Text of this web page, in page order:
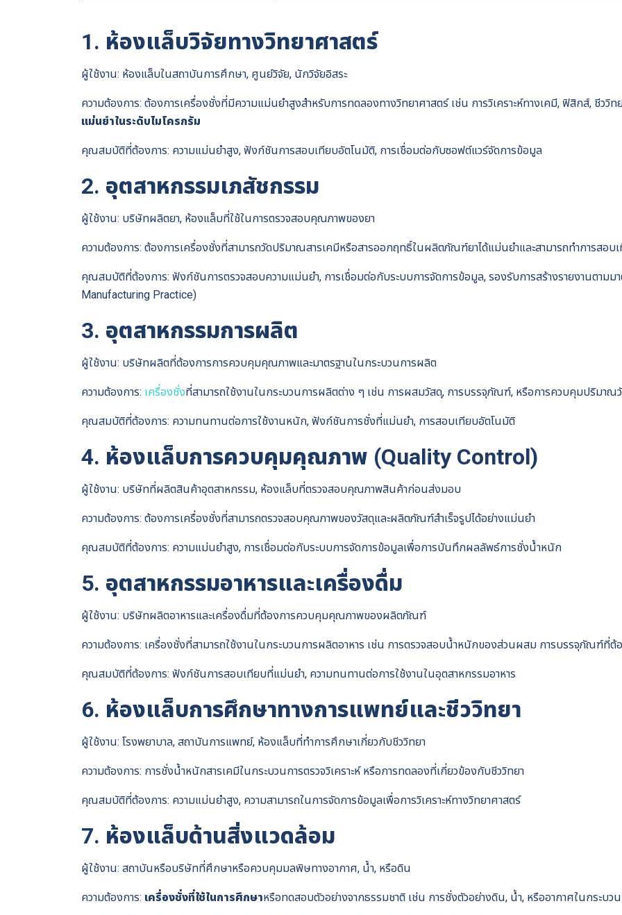
for:
1. ห้องแล็บวิจัยทางวิทยาศาสตร์
ผู้ใช้งาน: ห้องแล็บในสถาบันการศึกษา, ศูนย์วิจัย, นักวิจัยอิสระ
ความต้องการ: ต้องการเครื่องชั่งที่มีความแม่นยำสูงสำหรับการทดลองทางวิทยาศาสตร์ เช่น การวิเคราะห์ทางเคมี, ฟิสิกส์, ชีววิ
แม่นยำในระดับไมโครกรัม
คุณสมบัติที่ต้องการ: ความแม่นยำสูง, ฟังก์ชันการสอบเทียบอัตโนมัติ, การเชื่อมต่อกับซอฟต์แวร์จัดการข้อมูล
2. อุตสาหกรรมเภสัชกรรม
ผู้ใช้งาน: บริษัทผลิตยา, ห้องแล็บที่ใช้ในการตรวจสอบคุณภาพของยา
ความต้องการ: ต้องการเครื่องชั่งที่สามารถวัดปริมาณสารเคมีหรือสารออกฤทธิ์ในผลิตภัณฑ์ยาได้แม่นยำและสามารถทำการสอบ
คุณสมบัติที่ต้องการ: ฟังก์ชันการตรวจสอบความแม่นยำ, การเชื่อมต่อกับระบบการจัดการข้อมูล, รองรับการสร้างรายงานตาม
Manufacturing Practice)
3. อุตสาหกรรมการผลิต
ผู้ใช้งาน: บริษัทผลิตที่ต้องการการควบคุมคุณภาพและมาตรฐานในกระบวนการผลิต
ความต้องการ: เครื่องชั่งที่สามารถใช้งานในกระบวนการผลิตต่าง ๆ เช่น การผสมวัสดุ, การบรรจุภัณฑ์, หรือการควบคุมปริมาณ
คุณสมบัติที่ต้องการ: ความทนทานต่อการใช้งานหนัก, ฟังก์ชันการชั่งที่แม่นยำ, การสอบเทียบอัตโนมัติ
4. ห้องแล็บการควบคุมคุณภาพ (Quality Control)
ผู้ใช้งาน: บริษัทที่ผลิตสินค้าอุตสาหกรรม, ห้องแล็บที่ตรวจสอบคุณภาพสินค้าก่อนส่งมอบ
ความต้องการ: ต้องการเครื่องชั่งที่สามารถตรวจสอบคุณภาพของวัสดุและผลิตภัณฑ์สำเร็จรูปได้อย่างแม่นยำ
คุณสมบัติที่ต้องการ: ความแม่นยำสูง, การเชื่อมต่อกับระบบการจัดการข้อมูลเพื่อการบันทึกผลลัพธ์การชั่งน้ำหนัก
5. อุตสาหกรรมอาหารและเครื่องดื่ม
ผู้ใช้งาน: บริษัทผลิตอาหารและเครื่องดื่มที่ต้องการควบคุมคุณภาพของผลิตภัณฑ์
ความต้องการ: เครื่องชั่งที่สามารถใช้งานในกระบวนการผลิตอาหาร เช่น การตรวจสอบน้ำหนักของส่วนผสม การบรรจุภัณฑ์ที่ต้
คุณสมบัติที่ต้องการ: ฟังก์ชันการสอบเทียบที่แม่นยำ, ความทนทานต่อการใช้งานในอุตสาหกรรมอาหาร
6. ห้องแล็บการศึกษาทางการแพทย์และชีววิทยา
ผู้ใช้งาน: โรงพยาบาล, สถาบันการแพทย์, ห้องแล็บที่ทำการศึกษาเกี่ยวกับชีววิทยา
ความต้องการ: การชั่งน้ำหนักสารเคมีในกระบวนการตรวจวิเคราะห์ หรือการทดลองที่เกี่ยวข้องกับชีววิทยา
คุณสมบัติที่ต้องการ: ความแม่นยำสูง, ความสามารถในการจัดการข้อมูลเพื่อการวิเคราะห์ทางวิทยาศาสตร์
7. ห้องแล็บด้านสิ่งแวดล้อม
ผู้ใช้งาน: สถาบันหรือบริษัทที่ศึกษาหรือควบคุมมลพิษทางอากาศ, น้ำ, หรือดิน
ความต้องการ: เครื่องชั่งที่ใช้ในการศึกษาหรือทดสอบตัวอย่างจากธรรมชาติ เช่น การชั่งตัวอย่างดิน, น้ำ, หรืออากาศในกระบว